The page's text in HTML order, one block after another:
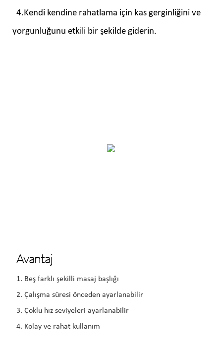
4.Kendi kendine rahatlama için kas gerginliğini ve
yorgunluğunu etkili bir şekilde giderin.
Avantaj
1. Beş farklı şekilli masaj başlığı
2. Çalışma süresi önceden ayarlanabilir
3. Çoklu hız seviyeleri ayarlanabilir
4. Kolay ve rahat kullanım